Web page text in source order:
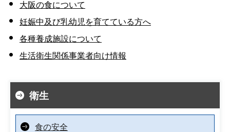
大阪の食について
妊娠中及び乳幼児を育てている方へ
各種養成施設について
生活衛生関係事業者向け情報
衛生
食の安全